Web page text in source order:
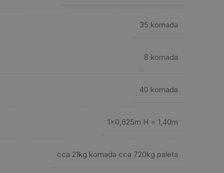
35 komada
8 komada
40 komada
1×0,625m H = 1,40m
cca 21kg komada cca 720kg paleta